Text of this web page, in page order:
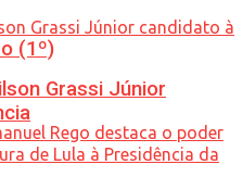
(1º)
Grassi Júnior